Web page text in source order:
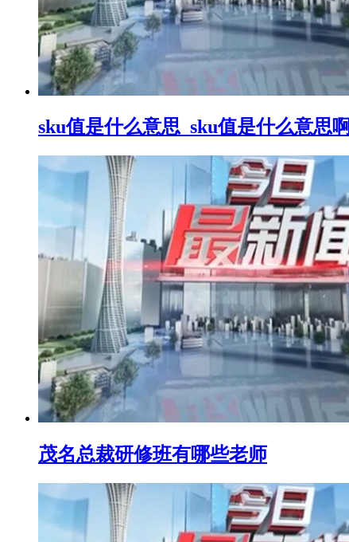
sku值是什么意思_sku值是什么意思啊
茂名总裁研修班有哪些老师